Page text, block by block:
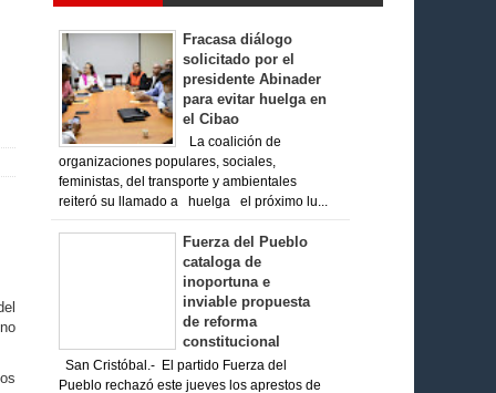
Fracasa diálogo
solicitado por el
presidente Abinader
para evitar huelga en
el Cibao
La coalición de
organizaciones populares, sociales,
feministas, del transporte y ambientales
reiteró su llamado a huelga el próximo lu...
Fuerza del Pueblo
cataloga de
inoportuna e
inviable propuesta
de reforma
constitucional
San Cristóbal.- El partido Fuerza del
Pueblo rechazó este jueves los aprestos de